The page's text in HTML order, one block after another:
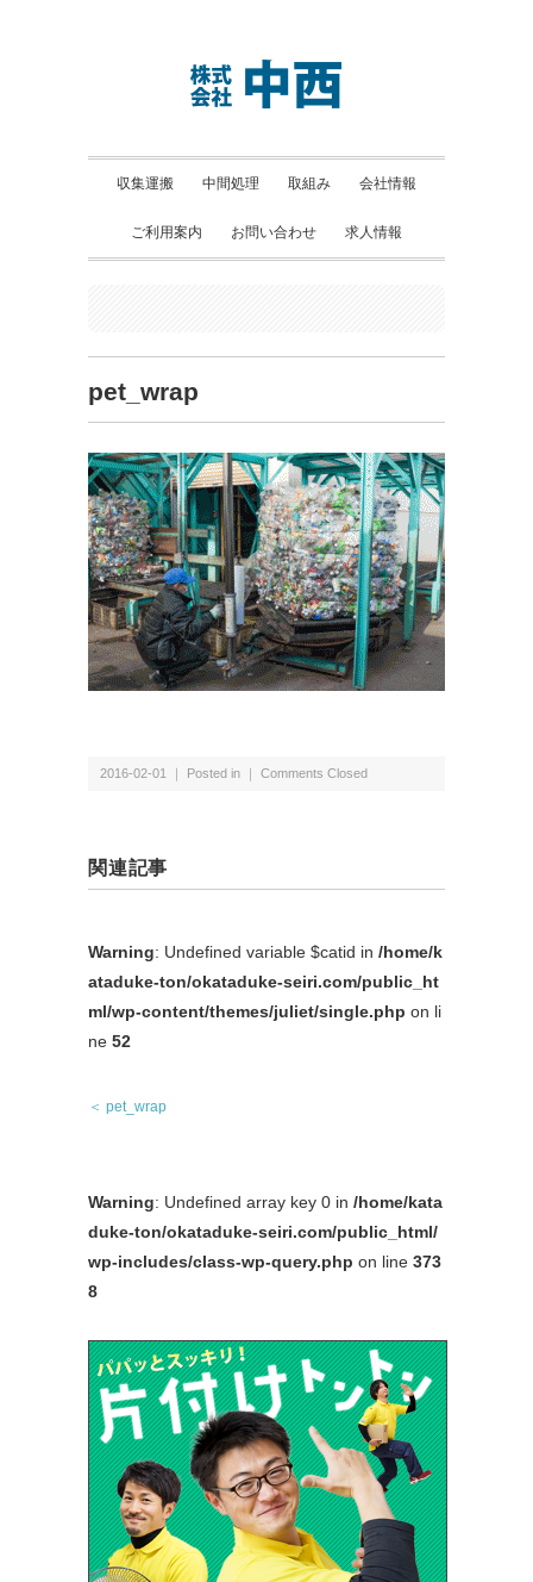
収集運搬 中間処理 取組み 会社情報
ご利用案内 お問い合わせ 求人情報
pet_wrap
2016-02-01 ｜ Posted in ｜ Comments Closed
関連記事
Warning: Undefined variable $catid in /home/k
ataduke-ton/okataduke-seiri.com/public_ht
ml/wp-content/themes/juliet/single.php on li
ne 52
＜ pet_wrap
Warning: Undefined array key 0 in /home/kata
duke-ton/okataduke-seiri.com/public_html/
wp-includes/class-wp-query.php on line 373
8